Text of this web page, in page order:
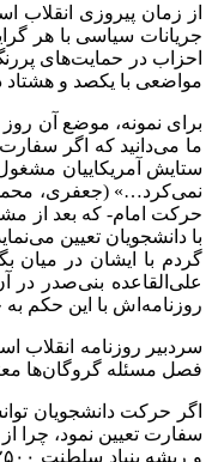
جریانات سیاسی با هر
احزاب در حمایت‌های
مواضعی با یکصد و هشتاد
برای نمونه، موضع آن
ما می‌دانید که اگر
ستایش آمریکاییان
حرکت امام- که بعد از
با دانشجویان تعیین
علی‌القاعده بنی‌صدر در
روزنامه‌اش با این حکم
سردبیر روزنامه انقلاب
فصل مسئله گروگان‌ها
اگر حرکت دانشجویان
سفارت تعیین نمود، چرا